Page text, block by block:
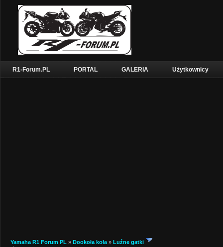
R1-Forum.PL PORTAL GALERIA Użytkownicy
Yamaha R1 Forum PL » Dookoła koła » Luźne gatki